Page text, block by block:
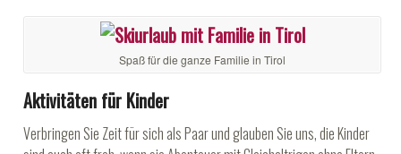
Spaß für die ganze Familie in Tirol
Aktivitäten für Kinder
Verbringen Sie Zeit für sich als Paar und glauben Sie uns, die Kinder